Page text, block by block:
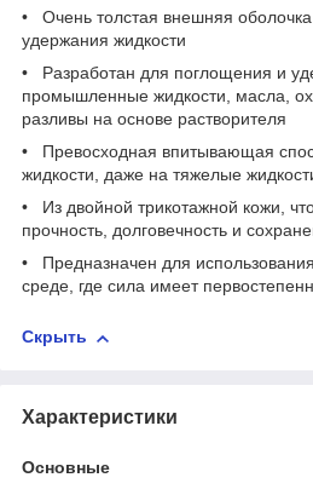
• Очень толстая внешняя
удержания жидкости
• Разработан для поглощения и
промышленные жидкости, масла,
разливы на основе растворителя
• Превосходная впитывающая
жидкости, даже на тяжелые
• Из двойной трикотажной кожи,
прочность, долговечность и
• Предназначен для
среде, где сила имеет
Скрыть
Характеристики
Основные